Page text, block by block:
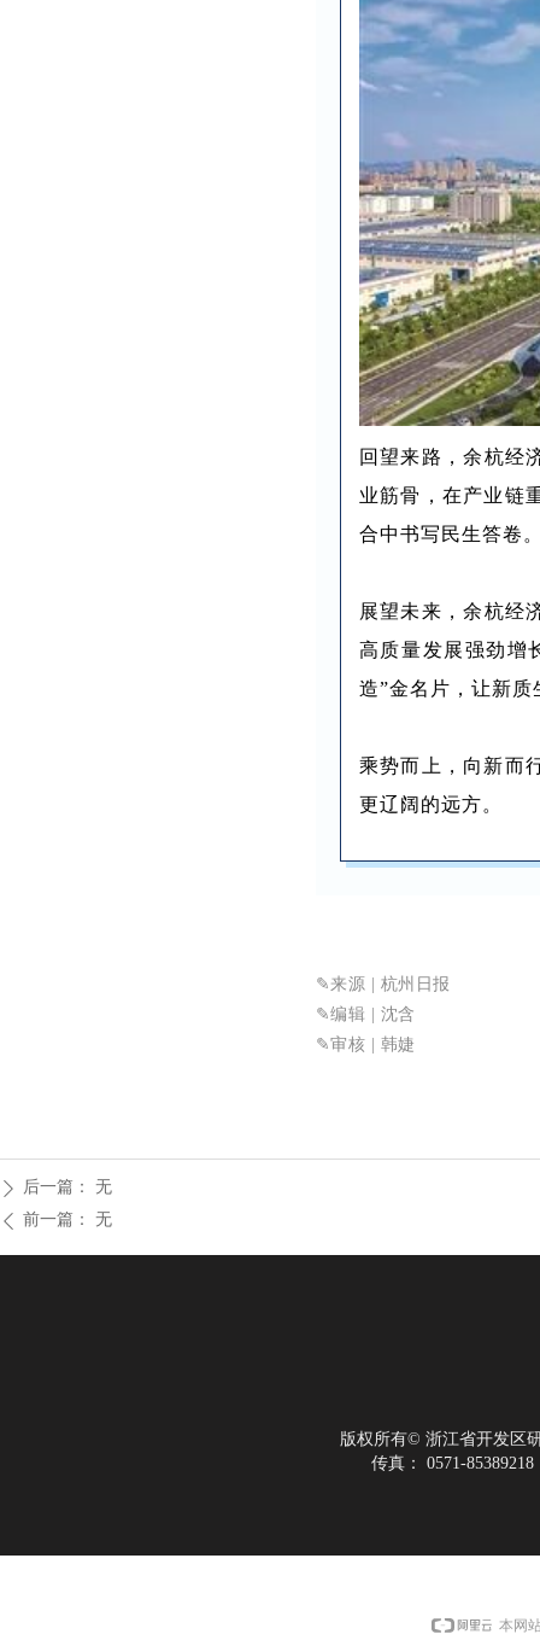
回望来路，余杭经
业筋骨，在产业链
合中书写民生答卷
展望未来，余杭经
高质量发展强劲增
造”金名片，让新
乘势而上，向新而
更辽阔的远方。
✎来源 | 杭州日报
✎编辑 | 沈含
✎审核 | 韩婕
ꄴ 前一篇： 无
ꄲ 后一篇： 无
版权所有© 浙江省开发区
传真：
0571-85389218
本网